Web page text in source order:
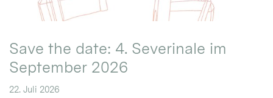
Save the date: 4. Severinale im
September 2026
22. Juli 2026